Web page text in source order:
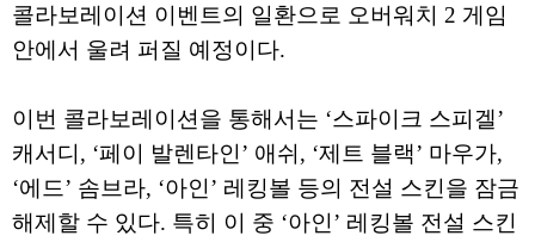
콜라보레이션 이벤트의 일환으로 오버워치 2 게임
안에서 울려 퍼질 예정이다.
이번 콜라보레이션을 통해서는 ‘스파이크 스피겔’
캐서디, ‘페이 발렌타인’ 애쉬, ‘제트 블랙’ 마우가,
‘에드’ 솜브라, ‘아인’ 레킹볼 등의 전설 스킨을 잠금
해제할 수 있다. 특히 이 중 ‘아인’ 레킹볼 전설 스킨